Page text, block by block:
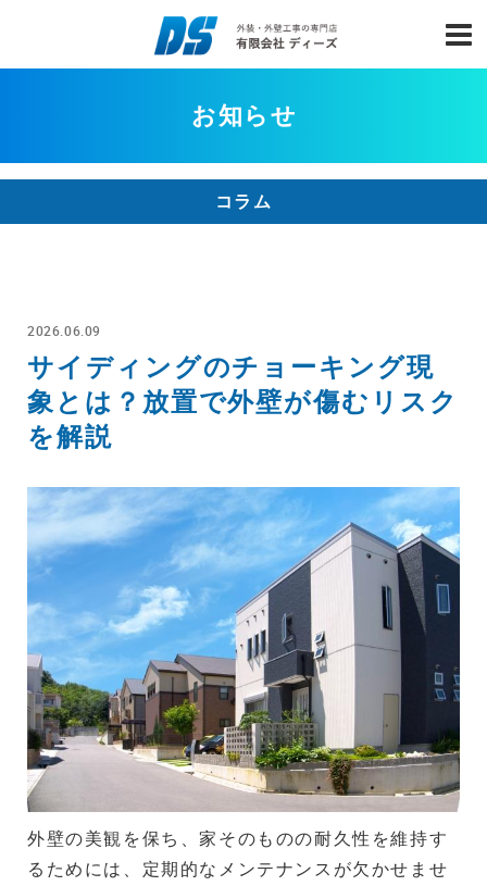
お知らせ
コラム
2026.06.09
サイディングのチョーキング現
象とは？放置で外壁が傷むリスク
を解説
外壁の美観を保ち、家そのものの耐久性を維持す
るためには、定期的なメンテナンスが欠かせませ